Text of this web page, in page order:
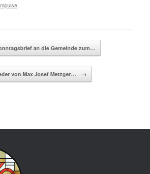
an die Gemeinde zum…
von Max Josef Metzger… →